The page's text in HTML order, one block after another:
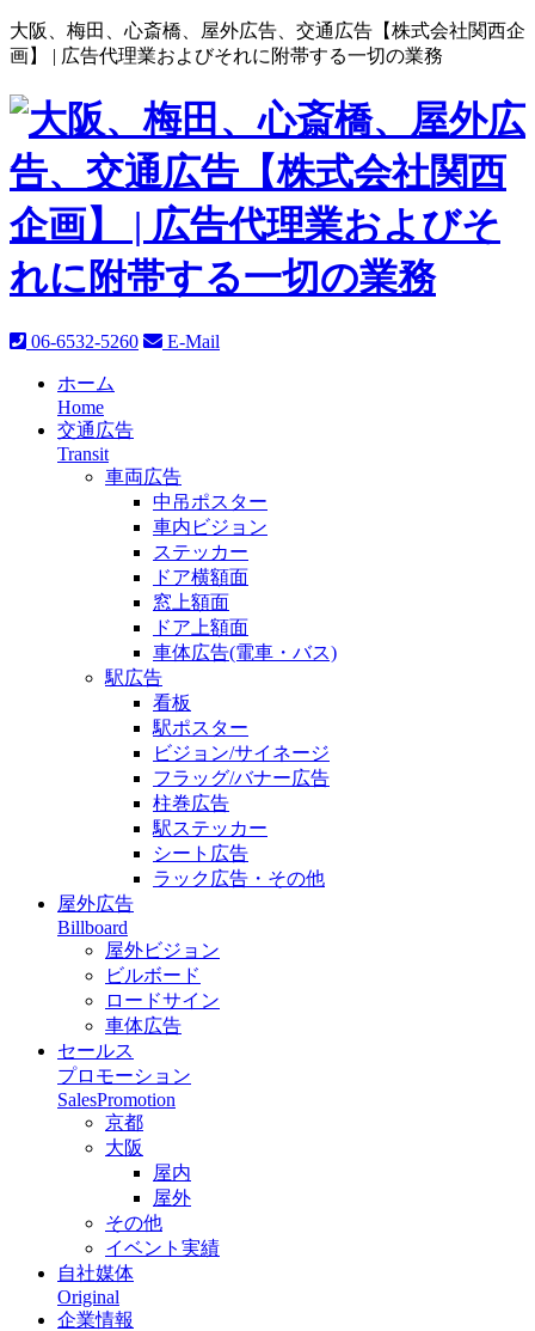
大阪、梅田、心斎橋、屋外広告、交通広告【株式会社関西企
画】 | 広告代理業およびそれに附帯する一切の業務
06-6532-5260 E-Mail
ホーム
Home
交通広告
Transit
車両広告
中吊ポスター
車内ビジョン
ステッカー
ドア横額面
窓上額面
ドア上額面
車体広告(電車・バス)
駅広告
看板
駅ポスター
ビジョン/サイネージ
フラッグ/バナー広告
柱巻広告
駅ステッカー
シート広告
ラック広告・その他
屋外広告
Billboard
屋外ビジョン
ビルボード
ロードサイン
車体広告
セールス
プロモーション
SalesPromotion
京都
大阪
屋内
屋外
その他
イベント実績
自社媒体
Original
企業情報